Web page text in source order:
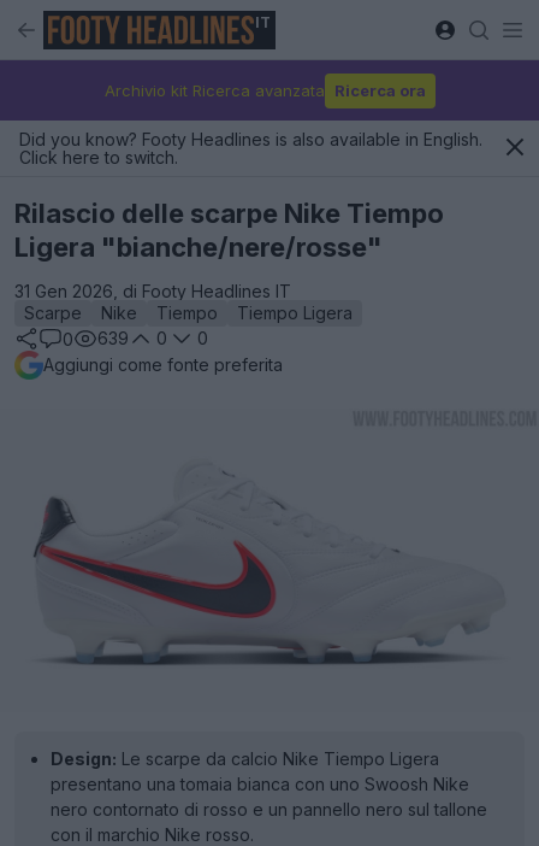
IT
Archivio kit Ricerca avanzata Ricerca ora
Did you know? Footy Headlines is also available in English.
Click here to switch.
Rilascio delle scarpe Nike Tiempo
Ligera "bianche/nere/rosse"
31 Gen 2026, di Footy Headlines IT
Scarpe
Nike Tiempo
Tiempo Ligera
0
639 0
0
Aggiungi come fonte preferita
Design: Le scarpe da calcio Nike Tiempo Ligera
presentano una tomaia bianca con uno Swoosh Nike
nero contornato di rosso e un pannello nero sul tallone
con il marchio Nike rosso.